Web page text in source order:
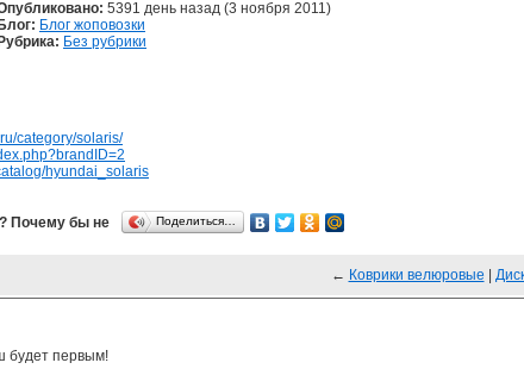
5391 день назад (3 ноября 2011)
Блог: Блог жоповозки
Рубрика: Без рубрики
category/solaris/
hyundai_solaris
Почему бы не Поделиться…
← Коврики велюровые
будет первым!